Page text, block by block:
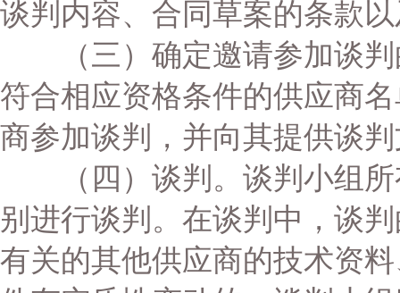
谈判内容、合同草案的条款
（三）确定邀请参加谈判
符合相应资格条件的供应商
商参加谈判，并向其提供谈
（四）谈判。谈判小组所
别进行谈判。在谈判中，谈
有关的其他供应商的技术资